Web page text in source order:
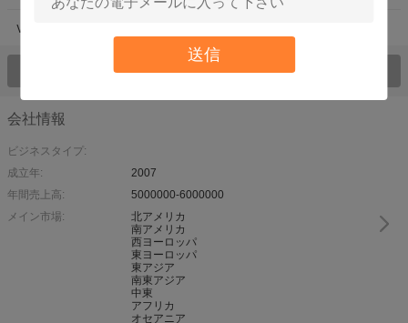
送信
VMM任意付属品
すべてのプロダクト > を見て下さい;
会社情報
ビジネスタイプ:
成立年:
2007
年間売上高:
5000000-6000000
メイン市場:
北アメリカ
南アメリカ
西ヨーロッパ
東ヨーロッパ
東アジア
南東アジア
中東
アフリカ
オセアニア